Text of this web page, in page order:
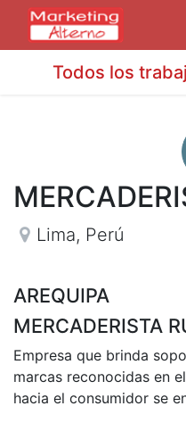
Todos los
Lima, Perú
AREQUIPA
MERCADERISTA
Empresa que brinda
marcas reconocidas en
hacia el consumidor se